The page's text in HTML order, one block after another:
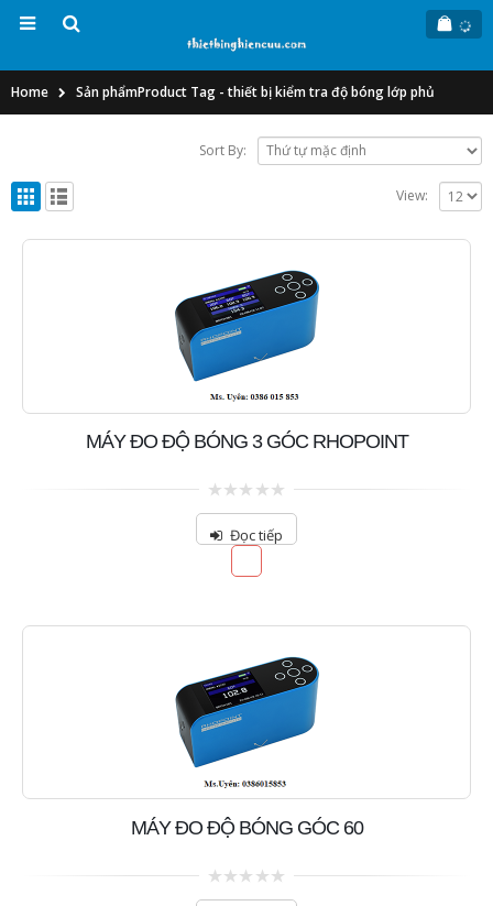
Home Sản phẩmProduct Tag -thiết bị kiểm tra độ bóng lớp phủ
Sort By:
View:
MÁY ĐO ĐỘ BÓNG 3 GÓC RHOPOINT
0
of
Đọc tiếp
MÁY ĐO ĐỘ BÓNG GÓC 60
0